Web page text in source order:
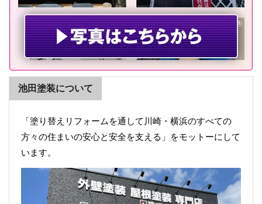
池田塗装について
「塗り替えリフォームを通して川崎・横浜のすべての
方々の住まいの安心と安全を支える」をモットーにして
います。